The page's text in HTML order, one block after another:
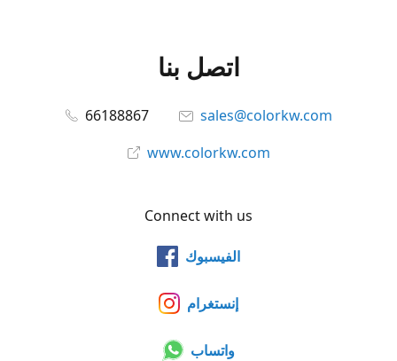
اتصل بنا
66188867
sales@colorkw.com
www.colorkw.com
Connect with us
الفيسبوك
إنستغرام
واتساب